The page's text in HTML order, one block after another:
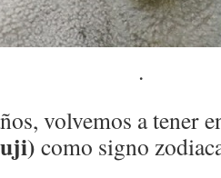
.
volvemos a tener
como signo